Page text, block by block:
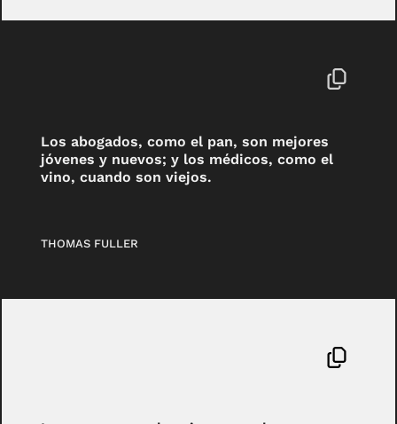
Los abogados, como el pan, son mejores
jóvenes y nuevos; y los médicos, como el
vino, cuando son viejos.
THOMAS FULLER